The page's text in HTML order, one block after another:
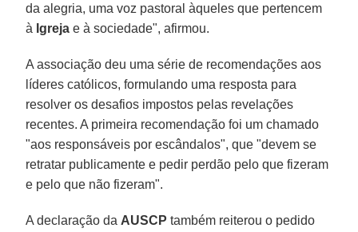
da alegria, uma voz pastoral àqueles que pertencem
à Igreja e à sociedade", afirmou.
A associação deu uma série de recomendações aos
líderes católicos, formulando uma resposta para
resolver os desafios impostos pelas revelações
recentes. A primeira recomendação foi um chamado
"aos responsáveis por escândalos", que "devem se
retratar publicamente e pedir perdão pelo que fizeram
e pelo que não fizeram".
A declaração da AUSCP também reiterou o pedido